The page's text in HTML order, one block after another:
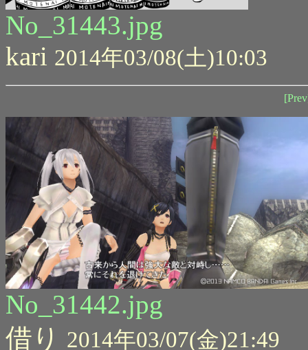
No_31443.jpg
kari 2014年03/08(土)10:03
No_31442.jpg
借り
2014年03/07(金)21:49